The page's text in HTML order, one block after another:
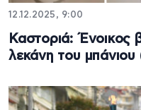
12.12.2025, 9:00
Καστοριά: Ένοικος
λεκάνη του μπάνιου